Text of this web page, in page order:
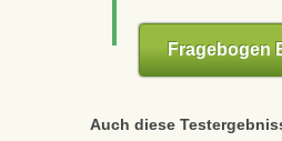
Fragebogen
Auch diese